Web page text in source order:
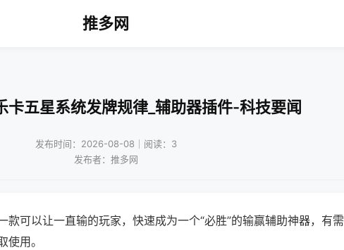
推多网
卡五星系统发牌规律_辅助器插件-科技要闻
发布时间：2026-08-08｜阅读：3
发布者：推多网
款可以让一直输的玩家，快速成为一个“必胜”的输赢辅助神器，有需
用。